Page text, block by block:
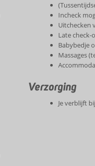
Incheck
Uitchecken
Late check-
Babybedje
Massages
Verzorging
Je verblijft